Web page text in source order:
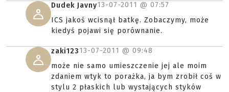
Dudek Javny13-07-2011 @ 07:57
ICS jakoś wcisnął batkę. Zobaczymy, może
kiedyś pojawi się porównanie.
zaki12313-07-2011 @ 09:48
może nie samo umieszczenie jej ale moim
zdaniem wtyk to porażka, ja bym zrobił coś w
stylu 2 płaskich lub wystających styków